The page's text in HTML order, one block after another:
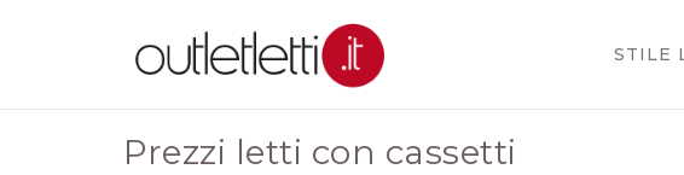
STILE
Prezzi letti con cassetti